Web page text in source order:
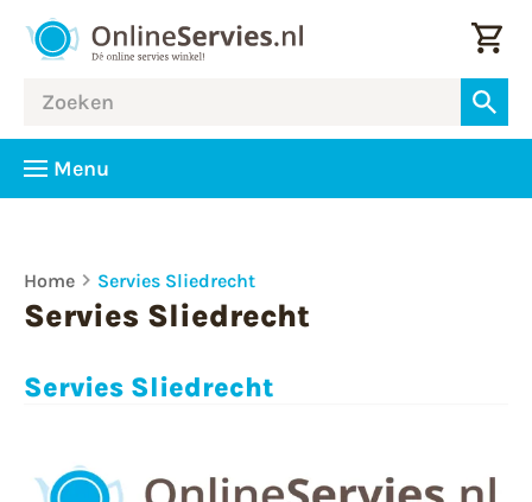
Menu
Home Servies Sliedrecht
Servies Sliedrecht
Servies Sliedrecht